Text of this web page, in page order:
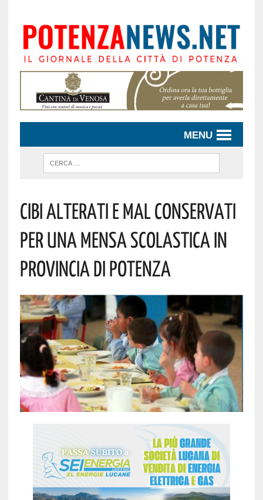
MENU
CIBI ALTERATI E MAL CONSERVATI
PER UNA MENSA SCOLASTICA IN
PROVINCIA DI POTENZA